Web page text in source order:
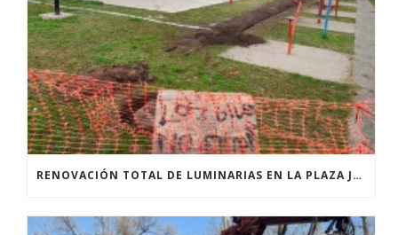
RENOVACIÓN TOTAL DE LUMINARIAS EN LA PLAZA JOSÉ PEDRONI DE SAN SEBASTIÁN.